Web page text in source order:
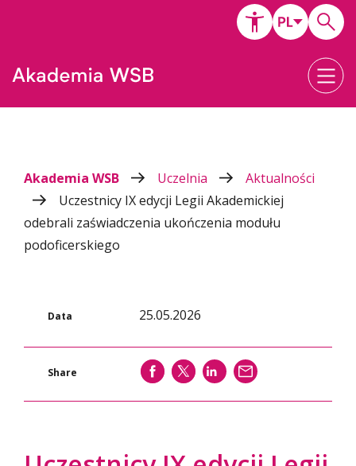
Akademia WSB Uczelnia
Aktualności
Uczestnicy IX edycji Legii Akademickiej
odebrali zaświadczenia ukończenia modułu
podoficerskiego
Data 25.05.2026
Share SHARE SHARE SHARE